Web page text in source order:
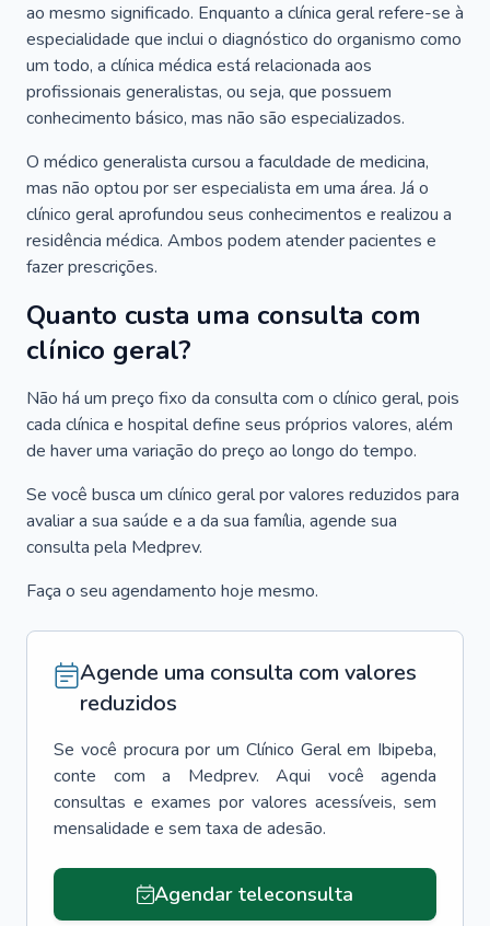
ao mesmo significado. Enquanto a clínica geral refere-se à
especialidade que inclui o diagnóstico do organismo como
um todo, a clínica médica está relacionada aos
profissionais generalistas, ou seja, que possuem
conhecimento básico, mas não são especializados.
O médico generalista cursou a faculdade de medicina,
mas não optou por ser especialista em uma área. Já o
clínico geral aprofundou seus conhecimentos e realizou a
residência médica. Ambos podem atender pacientes e
fazer prescrições.
Quanto custa uma consulta com
clínico geral?
Não há um preço fixo da consulta com o clínico geral, pois
cada clínica e hospital define seus próprios valores, além
de haver uma variação do preço ao longo do tempo.
Se você busca um clínico geral por valores reduzidos para
avaliar a sua saúde e a da sua família, agende sua
consulta pela Medprev.
Faça o seu agendamento hoje mesmo.
Agende uma consulta com valores
reduzidos
Se você procura por um Clínico Geral em Ibipeba,
conte com a Medprev. Aqui você agenda
consultas e exames por valores acessíveis, sem
mensalidade e sem taxa de adesão.
Agendar teleconsulta